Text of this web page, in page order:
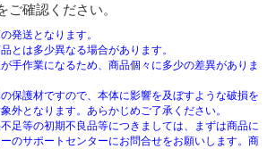
ご確認ください。
発送となります。
とは多少異なる場合があります。
手作業になるため、商品個々に多少の差異がありま
保護材ですので、本体に影響を及ぼすような破損を
外となります。あらかじめご了承ください。
足等の初期不良品等につきましては、まずは商品に
のサポートセンターにお問合せをお願いします。商